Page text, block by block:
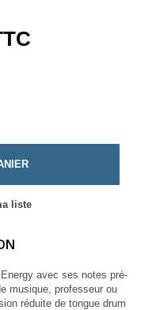
liste
avec ses notes pré-
musique, professeur ou
réduite de tongue drum